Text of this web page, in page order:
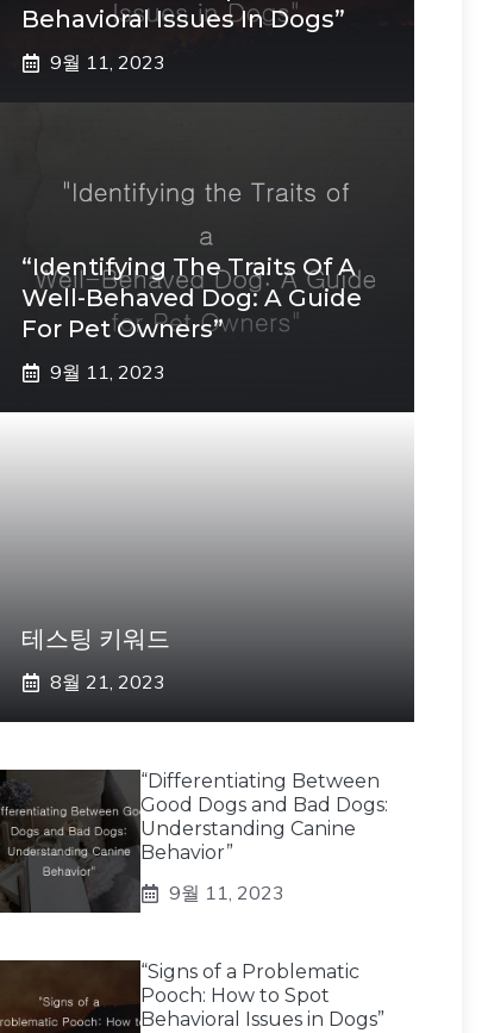
Behavioral Issues In Dogs”
9월 11, 2023
“Identifying The Traits Of A
Well-Behaved Dog: A Guide
For Pet Owners”
9월 11, 2023
테스팅 키워드
8월 21, 2023
“Differentiating Between
Good Dogs and Bad Dogs:
Understanding Canine
Behavior”
9월 11, 2023
“Signs of a Problematic
Pooch: How to Spot
Behavioral Issues in Dogs”